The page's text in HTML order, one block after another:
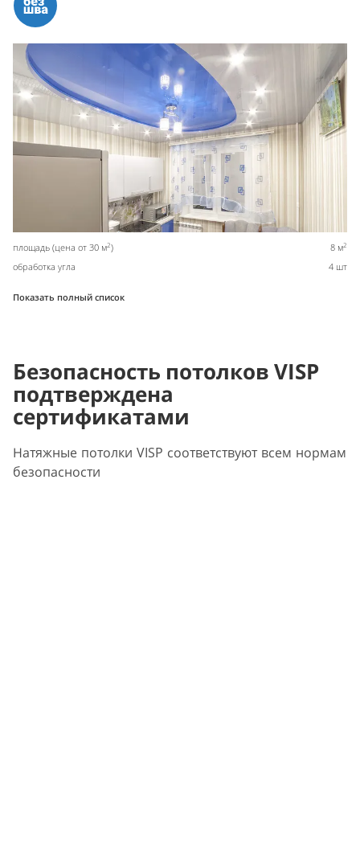
площадь (цена от 30 м2) 8 м2
обработка угла 4 шт
Показать полный список
Безопасность потолков VISP
подтверждена
сертификатами
Натяжные потолки VISP соответствуют всем нормам
безопасности